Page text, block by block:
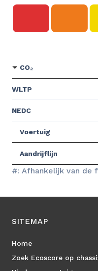
CO₂
WLTP
NEDC
Voertuig
Aandrijflijn
#: Afhankelijk van de
SITEMAP
Home
Zoek Ecoscore op